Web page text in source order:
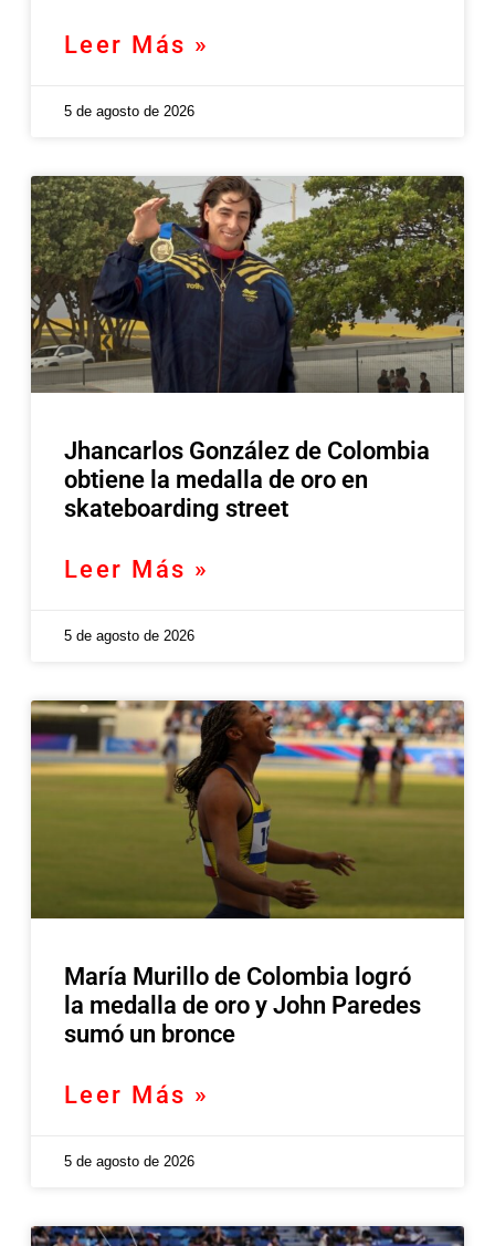
Leer Más »
5 de agosto de 2026
Jhancarlos González de Colombia
obtiene la medalla de oro en
skateboarding street
Leer Más »
5 de agosto de 2026
María Murillo de Colombia logró
la medalla de oro y John Paredes
sumó un bronce
Leer Más »
5 de agosto de 2026